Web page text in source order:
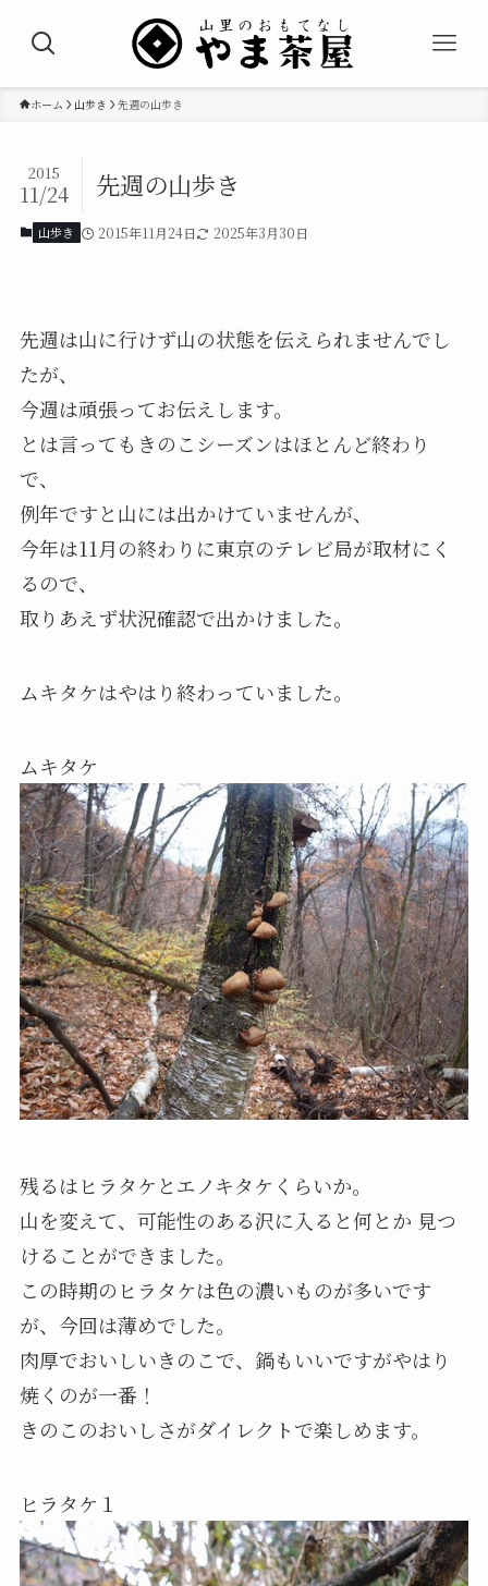
ホーム 山歩き 先週の山歩き
先週の山歩き
2015
11/24
山歩き 2015年11月24日 2025年3月30日
先週は山に行けず山の状態を伝えられませんでし
たが、
今週は頑張ってお伝えします。
とは言ってもきのこシーズンはほとんど終わり
で、
例年ですと山には出かけていませんが、
今年は11月の終わりに東京のテレビ局が取材にく
るので、
取りあえず状況確認で出かけました。
ムキタケはやはり終わっていました。
ムキタケ
残るはヒラタケとエノキタケくらいか。
山を変えて、可能性のある沢に入ると何とか 見つ
けることができました。
この時期のヒラタケは色の濃いものが多いです
が、今回は薄めでした。
肉厚でおいしいきのこで、鍋もいいですがやはり
焼くのが一番！
きのこのおいしさがダイレクトで楽しめます。
ヒラタケ１